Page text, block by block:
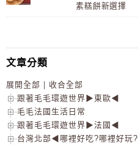
素糕餅新選擇
文章分類
展開全部
收合全部
跟著毛毛環遊世界▶東歐◀
毛毛法國生活日常
跟著毛毛環遊世界▶法國◀
台灣北部◀哪裡好吃?哪裡好玩?